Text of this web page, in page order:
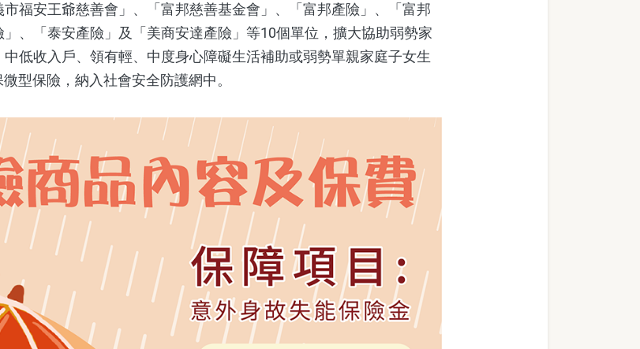
福安王爺慈善會」、「富邦慈善基金會」、「富邦產險」、「富邦
、「泰安產險」及「美商安達產險」等10個單位，擴大協助弱勢家
低收入戶、領有輕、中度身心障礙生活補助或弱勢單親家庭子女生
型保險，納入社會安全防護網中。